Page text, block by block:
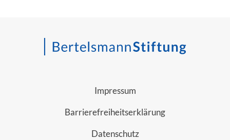
Impressum
Barrierefreiheitserklärung
Datenschutz